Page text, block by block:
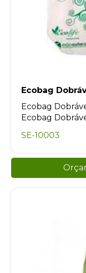
Ecobag
Ecobag
Ecobag
SE-10003